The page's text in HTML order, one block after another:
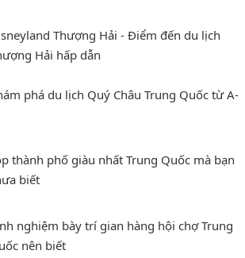
Thượng Hải - Điểm đến du lịch
Hải hấp dẫn
phá du lịch Quý Châu Trung Quốc từ A-
thành phố giàu nhất Trung Quốc mà bạn
biết
nghiệm bày trí gian hàng hội chợ Trung
nên biết